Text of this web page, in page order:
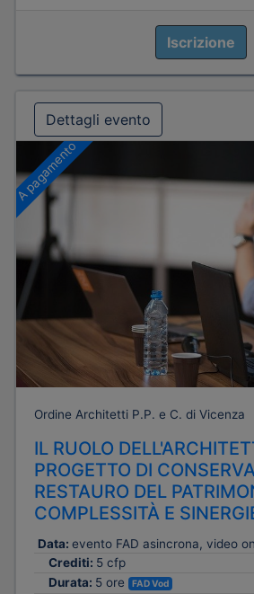
Iscrizione
Dettagli evento
A pagamento
Ordine Architetti P.P. e C. di Vicenza
IL RUOLO
PROGETTO DI
RESTAURO DEL
COMPLESSITÀ E
Data: evento FAD asincrona, video
Crediti: 5 cfp
Durata: 5 ore FAD Vod